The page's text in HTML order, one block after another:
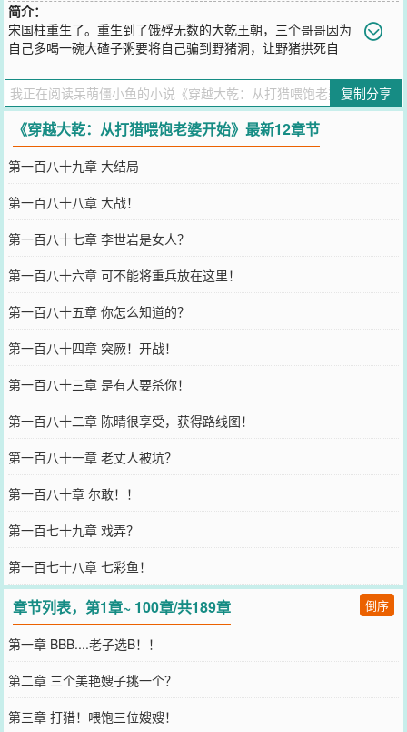
简介：
宋国柱重生了。重生到了饿殍无数的大乾王朝，三个哥哥因为
自己多喝一碗大碴子粥要将自己骗到野猪洞，让野猪拱死自
寡一生。”“B.解开上来的绳子，送三位哥哥去西天，你将获得逍遥御兽
系统，继承家里的大瓦房、睡着三个哥哥亲手打造的大床，带着三个
嫂嫂，过上逍遥快活、顿顿有肉吃的幸福日子。”BBB....老子选B！！
您要是觉得《穿越大乾：从打猎喂饱老婆开始》还不错的话请不要忘
记向您QQ群和微博微信里的朋友推荐哦！
复制分享
《穿越大乾：从打猎喂饱老婆开始》最新12章节
第一百八十九章 大结局
第一百八十八章 大战！
第一百八十七章 李世岩是女人？
第一百八十六章 可不能将重兵放在这里！
第一百八十五章 你怎么知道的？
第一百八十四章 突厥！开战！
第一百八十三章 是有人要杀你！
第一百八十二章 陈晴很享受，获得路线图！
第一百八十一章 老丈人被坑？
第一百八十章 尔敢！！
第一百七十九章 戏弄？
第一百七十八章 七彩鱼！
章节列表，第1章~ 100章/共189章 倒序
第一章 BBB....老子选B！！
第二章 三个美艳嫂子挑一个？
第三章 打猎！喂饱三位嫂嫂！